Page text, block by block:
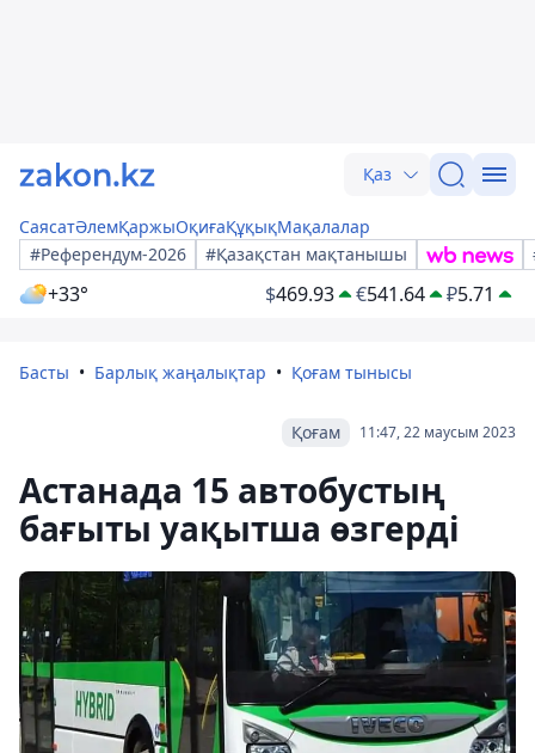
Қаз
СаясатӘлемҚаржыОқиғаҚұқықМақалалар
#Референдум-2026
#Қазақстан мақтанышы
+33° $469.93 €541.64 ₽5.71
Басты Барлық жаңалықтар Қоғам тынысы
11:47, 22 маусым 2023
Қоғам
Астанада 15 автобустың
бағыты уақытша өзгерді